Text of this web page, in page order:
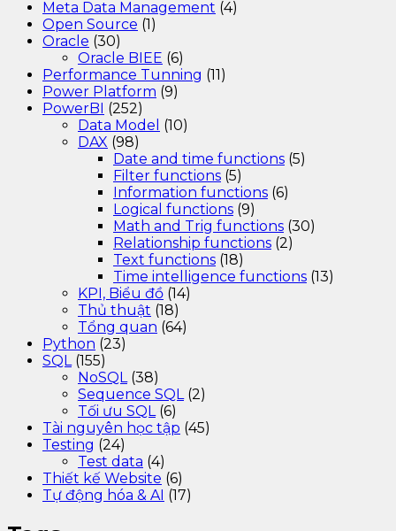
Meta Data Management (4)
Open Source (1)
Oracle (30)
Oracle BIEE (6)
Performance Tunning (11)
Power Platform (9)
PowerBI (252)
Data Model (10)
DAX (98)
Date and time functions (5)
Filter functions (5)
Information functions (6)
Logical functions (9)
Math and Trig functions (30)
Relationship functions (2)
Text functions (18)
Time intelligence functions (13)
KPI, Biểu đồ (14)
Thủ thuật (18)
Tổng quan (64)
Python (23)
SQL(155)
NoSQL(38)
Sequence SQL(2)
Tối ưu SQL(6)
Tài nguyên học tập (45)
Testing (24)
Test data (4)
Thiết kế Website (6)
Tự động hóa & AI (17)